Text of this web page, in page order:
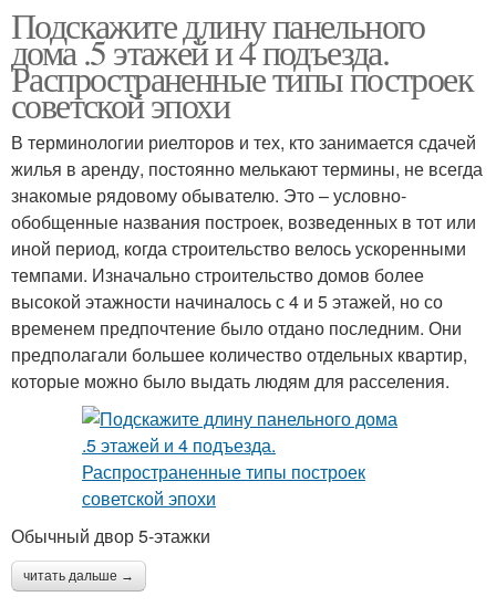
Подскажите длину панельного
дома .5 этажей и 4 подъезда.
Распространенные типы построек
советской эпохи
В терминологии риелторов и тех, кто занимается сдачей
жилья в аренду, постоянно мелькают термины, не всегда
знакомые рядовому обывателю. Это – условно-
обобщенные названия построек, возведенных в тот или
иной период, когда строительство велось ускоренными
темпами. Изначально строительство домов более
высокой этажности начиналось с 4 и 5 этажей, но со
временем предпочтение было отдано последним. Они
предполагали большее количество отдельных квартир,
которые можно было выдать людям для расселения.
Обычный двор 5-этажки
читать дальше →